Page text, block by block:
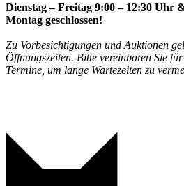
Dienstag – Freitag 9:00 – 12:30 Uhr
Montag geschlossen!
Zu Vorbesichtigungen und Auktionen
Öffnungszeiten. Bitte vereinbaren Sie
Termine, um lange Wartezeiten zu